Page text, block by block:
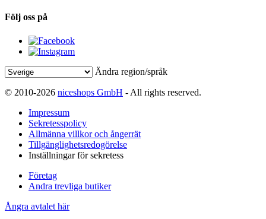
Följ oss på
Ändra region/språk
© 2010-2026 niceshops GmbH - All rights reserved.
Impressum
Sekretesspolicy
Allmänna villkor och ångerrät
Tillgänglighetsredogörelse
Inställningar för sekretess
Företag
Andra trevliga butiker
Ångra avtalet här